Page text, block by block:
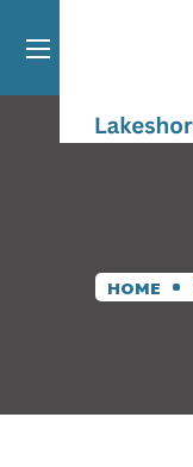
HOME